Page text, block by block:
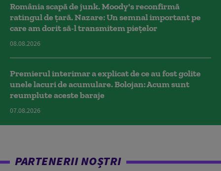
România scapă de junk. Moody's reconfirmă
ratingul de țară. Nazare: Un semnal important pe
care am dorit să-l transmitem piețelor
08.08.2026
Premierul interimar a explicat de ce au fost golite
unele lacuri de acumulare. Bolojan: Acum sunt
reumplute aceste baraje
07.08.2026
PARTENERII NOȘTRI